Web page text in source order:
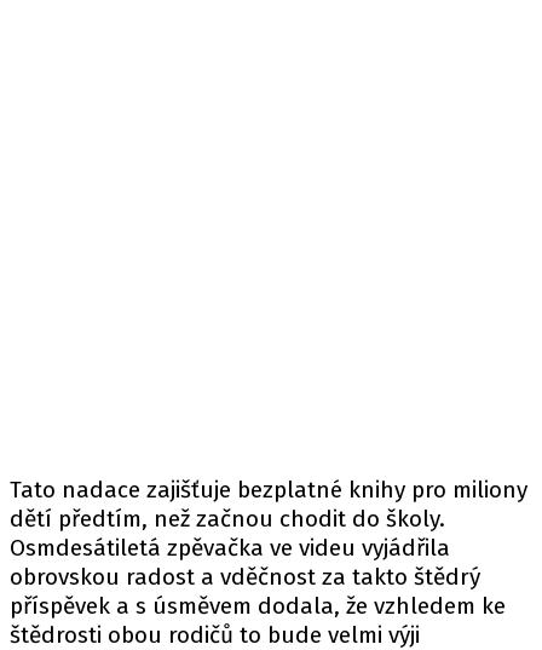
Tato nadace zajišťuje bezplatné knihy pro miliony
dětí předtím, než začnou chodit do školy.
Osmdesátiletá zpěvačka ve videu vyjádřila
obrovskou radost a vděčnost za takto štědrý
příspěvek a s úsměvem dodala, že vzhledem ke
štědrosti obou rodičů to bude velmi výji